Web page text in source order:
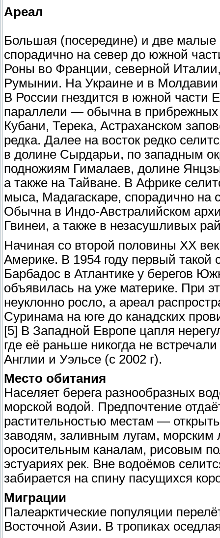
Ареал
Большая (посередине) и две
спорадично на север до южной
Роны во Франции, северной
Румынии. На Украине и в Молдавии
В России гнездится в южной части
параллели — обычна в прибрежных
Кубани, Терека, Астраханском
редка. Далее на восток редко
в долине Сырдарьи, по западным
подножиям Гималаев, долине
а также на Тайване. В Африке
мыса, Мадагаскаре, спорадично на
Обычна в Индо-Австралийском
Гвинеи, а также в незасушливых
Начиная со второй половины XX
Америке. В 1954 году первый такой
Барбадос в Атлантике у берегов
объявилась на уже материке. При
неуклонно росло, а ареал
Суринама на юге до канадских
[5] В Западной Европе цапля
где её раньше никогда не
Англии и Уэльсе (с 2002 г).
Место обитания
Населяет берега разнообразных
морской водой. Предпочтение
растительностью местам —
заводям, заливным лугам,
оросительным каналам, рисовым
эстуариях рек. Вне водоёмов
забирается на спину пасущихся
Миграции
Палеарктические популяции
Восточной Азии. В тропиках